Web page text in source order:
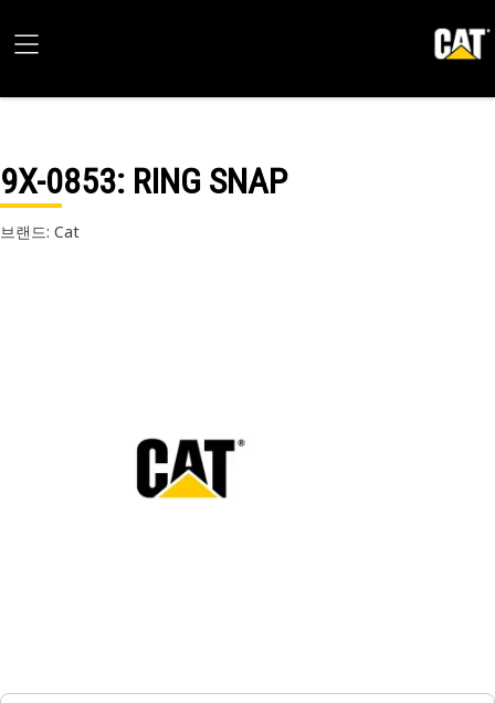
9X-0853: RING SNAP
브랜드: Cat